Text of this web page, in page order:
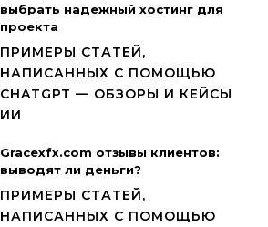
выбрать надежный хостинг для
проекта
ПРИМЕРЫ СТАТЕЙ,
НАПИСАННЫХ С ПОМОЩЬЮ
CHATGPT — ОБЗОРЫ И КЕЙСЫ
ИИ
Gracexfx.com отзывы клиентов:
выводят ли деньги?
ПРИМЕРЫ СТАТЕЙ,
НАПИСАННЫХ С ПОМОЩЬЮ